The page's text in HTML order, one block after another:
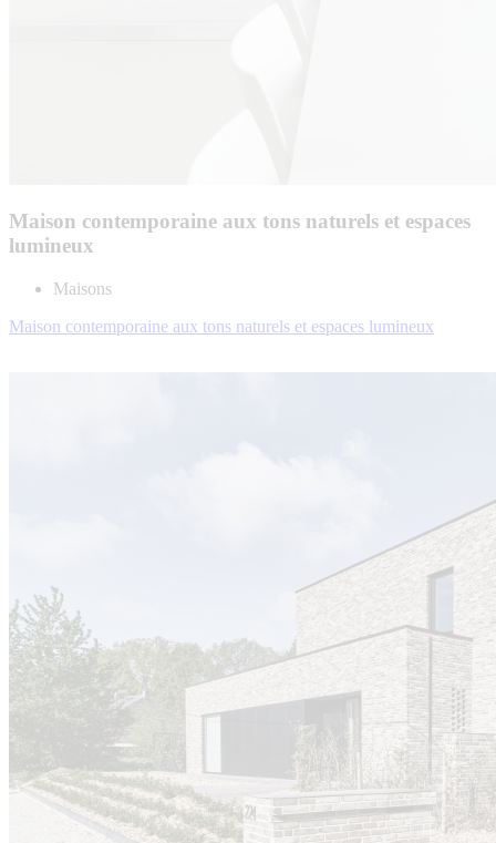
Maison contemporaine aux tons naturels et espaces
lumineux
Maisons
Maison contemporaine aux tons naturels et espaces lumineux